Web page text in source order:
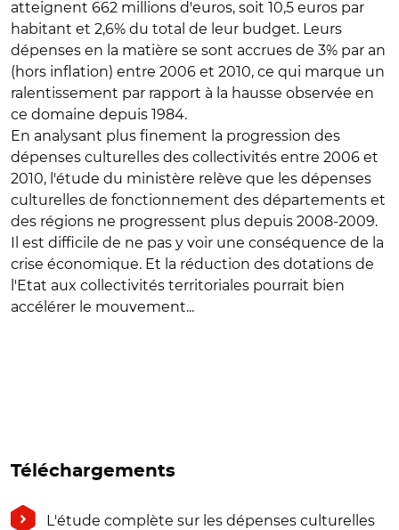
atteignent 662 millions d'euros, soit 10,5 euros par
habitant et 2,6% du total de leur budget. Leurs
dépenses en la matière se sont accrues de 3% par an
(hors inflation) entre 2006 et 2010, ce qui marque un
ralentissement par rapport à la hausse observée en
ce domaine depuis 1984.
En analysant plus finement la progression des
dépenses culturelles des collectivités entre 2006 et
2010, l'étude du ministère relève que les dépenses
culturelles de fonctionnement des départements et
des régions ne progressent plus depuis 2008-2009.
Il est difficile de ne pas y voir une conséquence de la
crise économique. Et la réduction des dotations de
l'Etat aux collectivités territoriales pourrait bien
accélérer le mouvement...
Téléchargements
L'étude complète sur les dépenses culturelles